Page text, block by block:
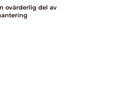
ovärderlig del av